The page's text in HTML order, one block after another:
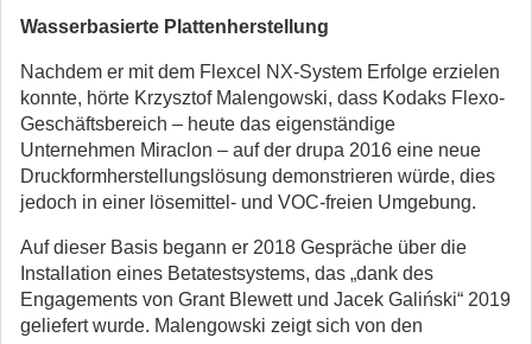
Wasserbasierte Plattenherstellung
Nachdem er mit dem Flexcel NX-System Erfolge erzielen
konnte, hörte Krzysztof Malengowski, dass Kodaks Flexo-
Geschäftsbereich – heute das eigenständige
Unternehmen Miraclon – auf der drupa 2016 eine neue
Druckformherstellungslösung demonstrieren würde, dies
jedoch in einer lösemittel- und VOC-freien Umgebung.
Auf dieser Basis begann er 2018 Gespräche über die
Installation eines Betatestsystems, das „dank des
Engagements von Grant Blewett und Jacek Galiński“ 2019
geliefert wurde. Malengowski zeigt sich von den